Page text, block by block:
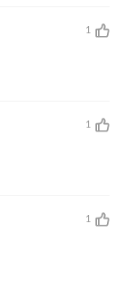
1
1
1